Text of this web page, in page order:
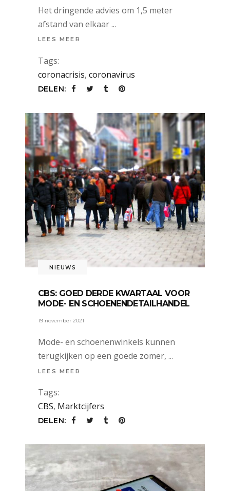
Het dringende advies om 1,5 meter
afstand van elkaar
LEES MEER
Tags:
coronacrisis, coronavirus
DELEN:
NIEUWS
CBS: GOED DERDE KWARTAAL VOOR
MODE- EN SCHOENENDETAILHANDEL
19 november 2021
Mode- en schoenenwinkels kunnen
terugkijken op een goede zomer,
LEES MEER
Tags:
CBS, Marktcijfers
DELEN: